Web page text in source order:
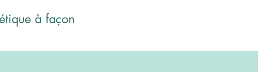
à façon